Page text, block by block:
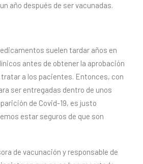
año después de ser vacunadas.
suelen tardar años en
antes de obtener la aprobación
a los pacientes. Entonces, con
ser entregadas dentro de unos
de Covid-19, es justo
estar seguros de que son
de vacunación y responsable de